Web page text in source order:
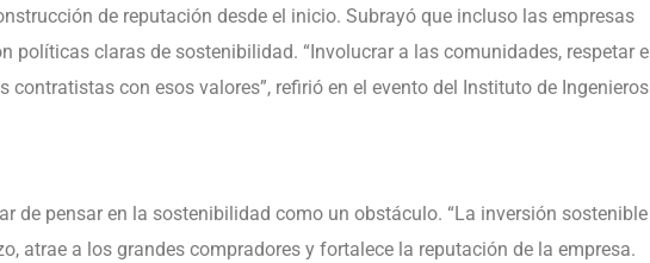
de reputación desde el inicio. Subrayó que incluso las empresas
políticas claras de sostenibilidad. “Involucrar a las comunidades, respetar el
contratistas con esos valores”, refirió en el evento del Instituto de Ingenieros
de pensar en la sostenibilidad como un obstáculo. “La inversión sostenible
atrae a los grandes compradores y fortalece la reputación de la empresa.